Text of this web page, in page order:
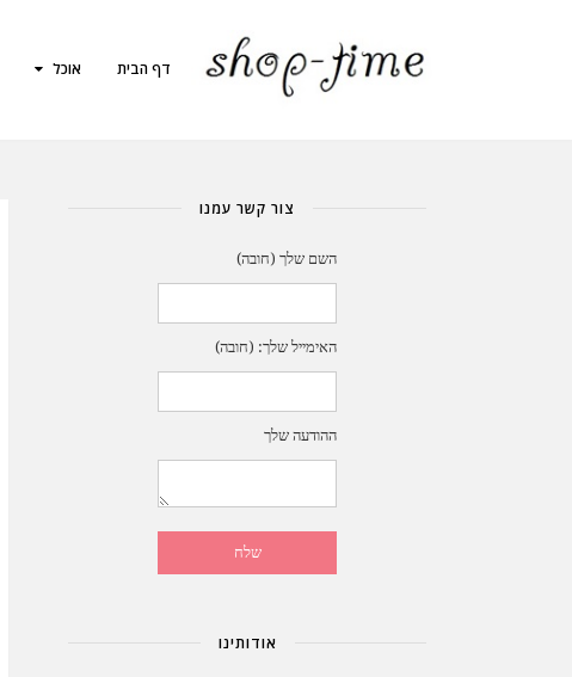
דף הבית אוכל
צור קשר עמנו
השם שלך (חובה)
האימייל שלך: (חובה)
ההודעה שלך
אודותינו